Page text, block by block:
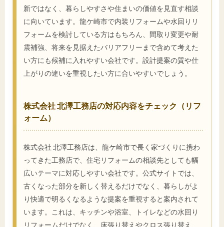
新ではなく、暮らしやすさや住まいの価値を見直す相談
に向いています。龍ケ崎市で内装リフォームや水回りリ
フォームを検討している方はもちろん、間取り変更や耐
震補強、将来を見据えたバリアフリーまで含めて考えた
い方にも候補に入れやすい会社です。設計提案の質や仕
上がりの違いを重視したい方に合いやすいでしょう。
株式会社 北澤工務店の対応内容をチェック（リフ
ォーム）
株式会社 北澤工務店は、龍ケ崎市で長く家づくりに携わ
ってきた工務店で、住宅リフォームの相談先としても幅
広いテーマに対応しやすい会社です。公式サイトでは、
古くなった部分を新しく替えるだけでなく、暮らしがよ
り快適で明るくなるような提案を重視すると案内されて
います。これは、キッチンや浴室、トイレなどの水回り
リフォームだけでなく、床張り替えやクロス張り替え、